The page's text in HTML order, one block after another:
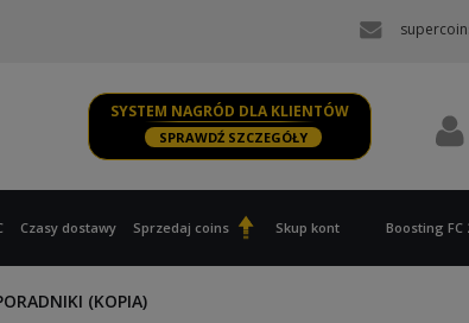
SYSTEM NAGRÓD DLA KLIENTÓW
SPRAWDŹ SZCZEGÓŁY
Czasy dostawy Sprzedaj coins Skup kont Boosting FC
(KOPIA)